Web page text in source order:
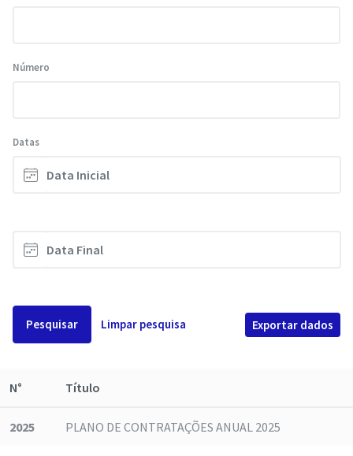
Número
Datas
Pesquisar Limpar pesquisa Exportar dados
N° Título
2025 PLANO DE CONTRATAÇÕES ANUAL 2025